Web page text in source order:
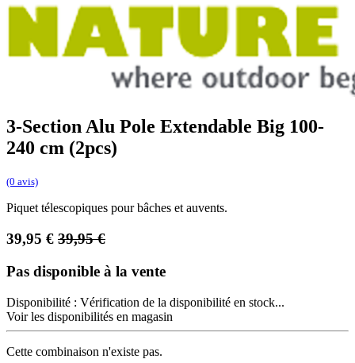
3-Section Alu Pole Extendable Big 100-
240 cm (2pcs)
(0 avis)
Piquet télescopiques pour bâches et auvents.
39,95 € 39,95€
Pas disponible à la vente
Disponibilité : Vérification de la disponibilité en stock...
Voir les disponibilités en magasin
Cette combinaison n'existe pas.